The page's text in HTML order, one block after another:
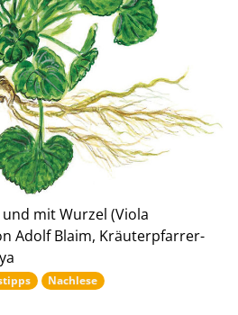
mit Wurzel (Viola
Adolf Blaim, Kräuterpfarrer-
Nachlese